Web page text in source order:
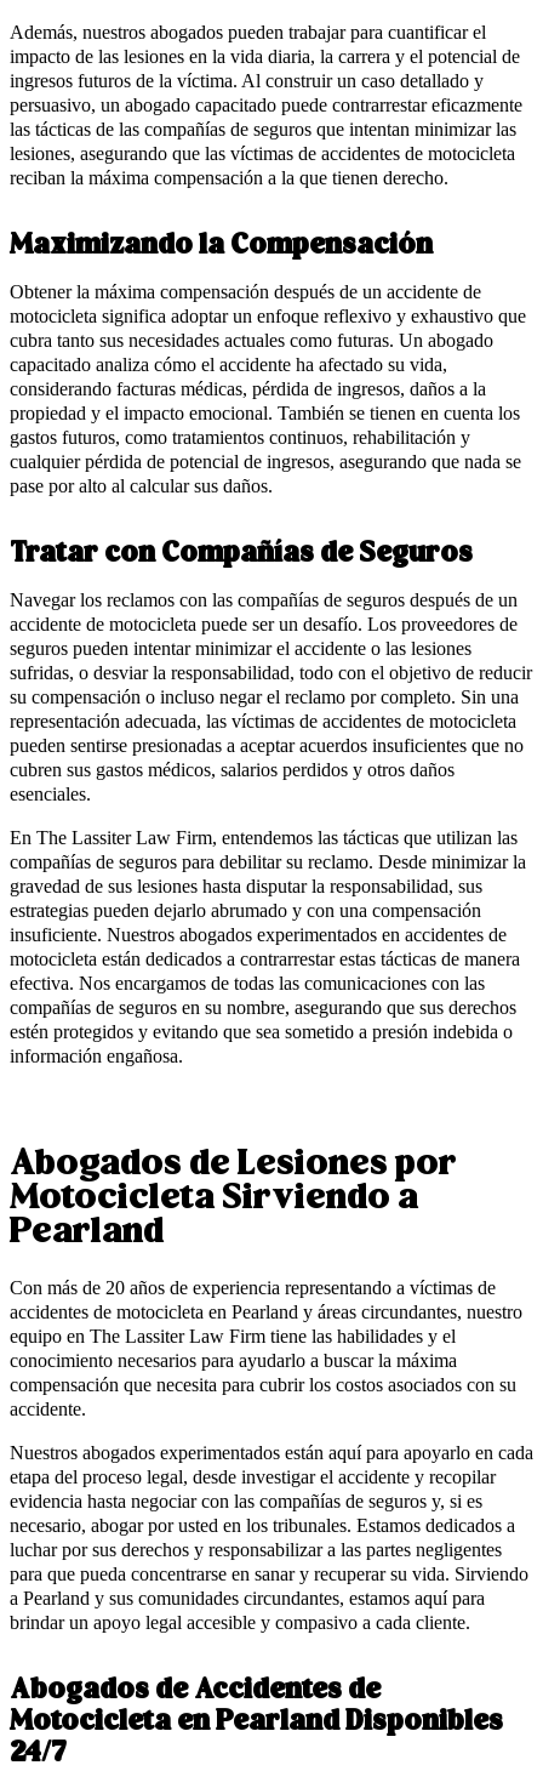
Además, nuestros abogados pueden trabajar para cuantificar el
impacto de las lesiones en la vida diaria, la carrera y el potencial de
ingresos futuros de la víctima. Al construir un caso detallado y
persuasivo, un abogado capacitado puede contrarrestar eficazmente
las tácticas de las compañías de seguros que intentan minimizar las
lesiones, asegurando que las víctimas de accidentes de motocicleta
reciban la máxima compensación a la que tienen derecho.
Maximizando la Compensación
Obtener la máxima compensación después de un accidente de
motocicleta significa adoptar un enfoque reflexivo y exhaustivo que
cubra tanto sus necesidades actuales como futuras. Un abogado
capacitado analiza cómo el accidente ha afectado su vida,
considerando facturas médicas, pérdida de ingresos, daños a la
propiedad y el impacto emocional. También se tienen en cuenta los
gastos futuros, como tratamientos continuos, rehabilitación y
cualquier pérdida de potencial de ingresos, asegurando que nada se
pase por alto al calcular sus daños.
Tratar con Compañías de Seguros
Navegar los reclamos con las compañías de seguros después de un
accidente de motocicleta puede ser un desafío. Los proveedores de
seguros pueden intentar minimizar el accidente o las lesiones
sufridas, o desviar la responsabilidad, todo con el objetivo de reducir
su compensación o incluso negar el reclamo por completo. Sin una
representación adecuada, las víctimas de accidentes de motocicleta
pueden sentirse presionadas a aceptar acuerdos insuficientes que no
cubren sus gastos médicos, salarios perdidos y otros daños
esenciales.
En The Lassiter Law Firm, entendemos las tácticas que utilizan las
compañías de seguros para debilitar su reclamo. Desde minimizar la
gravedad de sus lesiones hasta disputar la responsabilidad, sus
estrategias pueden dejarlo abrumado y con una compensación
insuficiente. Nuestros abogados experimentados en accidentes de
motocicleta están dedicados a contrarrestar estas tácticas de manera
efectiva. Nos encargamos de todas las comunicaciones con las
compañías de seguros en su nombre, asegurando que sus derechos
estén protegidos y evitando que sea sometido a presión indebida o
información engañosa.
Abogados de Lesiones por
Motocicleta Sirviendo a
Pearland
Con más de 20 años de experiencia representando a víctimas de
accidentes de motocicleta en Pearland y áreas circundantes, nuestro
equipo en The Lassiter Law Firm tiene las habilidades y el
conocimiento necesarios para ayudarlo a buscar la máxima
compensación que necesita para cubrir los costos asociados con su
accidente.
Nuestros abogados experimentados están aquí para apoyarlo en cada
etapa del proceso legal, desde investigar el accidente y recopilar
evidencia hasta negociar con las compañías de seguros y, si es
necesario, abogar por usted en los tribunales. Estamos dedicados a
luchar por sus derechos y responsabilizar a las partes negligentes
para que pueda concentrarse en sanar y recuperar su vida. Sirviendo
a Pearland y sus comunidades circundantes, estamos aquí para
brindar un apoyo legal accesible y compasivo a cada cliente.
Abogados de Accidentes de
Motocicleta en Pearland Disponibles
24/7